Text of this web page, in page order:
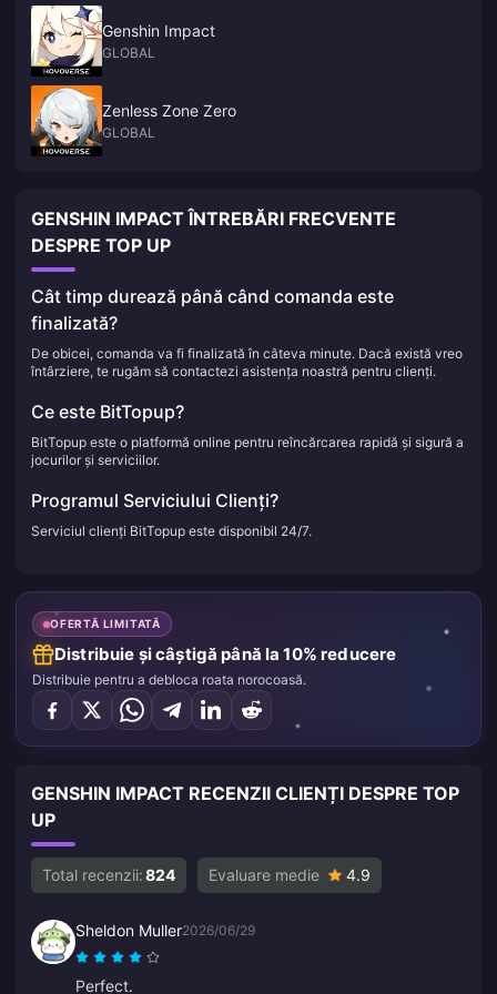
Genshin Impact
GLOBAL
Zenless Zone Zero
GLOBAL
GENSHIN IMPACT ÎNTREBĂRI FRECVENTE
DESPRE TOP UP
Cât timp durează până când comanda este
finalizată?
De obicei, comanda va fi finalizată în câteva minute. Dacă există vreo
întârziere, te rugăm să contactezi asistența noastră pentru clienți.
Ce este BitTopup?
BitTopup este o platformă online pentru reîncărcarea rapidă și sigură a
jocurilor și serviciilor.
Programul Serviciului Clienți?
Serviciul clienți BitTopup este disponibil 24/7.
OFERTĂ LIMITATĂ
Distribuie și câștigă până la 10% reducere
Distribuie pentru a debloca roata norocoasă.
GENSHIN IMPACT RECENZII CLIENȚI DESPRE TOP
UP
Total recenzii:824 Evaluare medie 4.9
Sheldon Muller2026/06/29
Perfect.